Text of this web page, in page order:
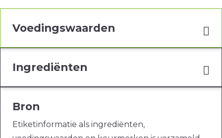
Voedingswaarden
Ingrediënten
Bron
Etiketinformatie als ingrediënten,